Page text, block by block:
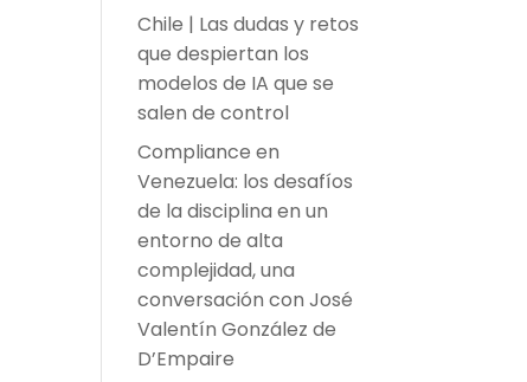
Chile | Las dudas y retos
que despiertan los
modelos de IA que se
salen de control
Compliance en
Venezuela: los desafíos
de la disciplina en un
entorno de alta
complejidad, una
conversación con José
Valentín González de
D’Empaire